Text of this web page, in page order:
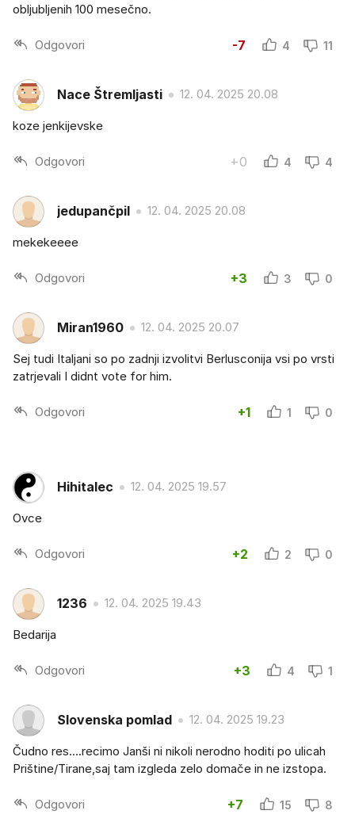
obljubljenih 100 mesečno.
Odgovori -7 4 11
Nace Štremljasti 12. 04. 2025 20.08
koze jenkijevske
Odgovori +0 4 4
jedupančpil 12. 04. 2025 20.08
mekekeeee
Odgovori +3 3 0
Miran1960 12. 04. 2025 20.07
Sej tudi Italjani so po zadnji izvolitvi Berlusconija vsi po vrsti
zatrjevali I didnt vote for him.
Odgovori +1 1 0
Hihitalec 12. 04. 2025 19.57
Ovce
Odgovori +2 2 0
1236 12. 04. 2025 19.43
Bedarija
Odgovori +3 4 1
Slovenska pomlad 12. 04. 2025 19.23
Čudno res....recimo Janši ni nikoli nerodno hoditi po ulicah
Prištine/Tirane,saj tam izgleda zelo domače in ne izstopa.
Odgovori +7 15 8